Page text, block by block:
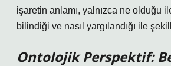
işaretin anlamı, yalnızca ne olduğu
bilindiği ve nasıl yargılandığı ile
Ontolojik Perspektif: